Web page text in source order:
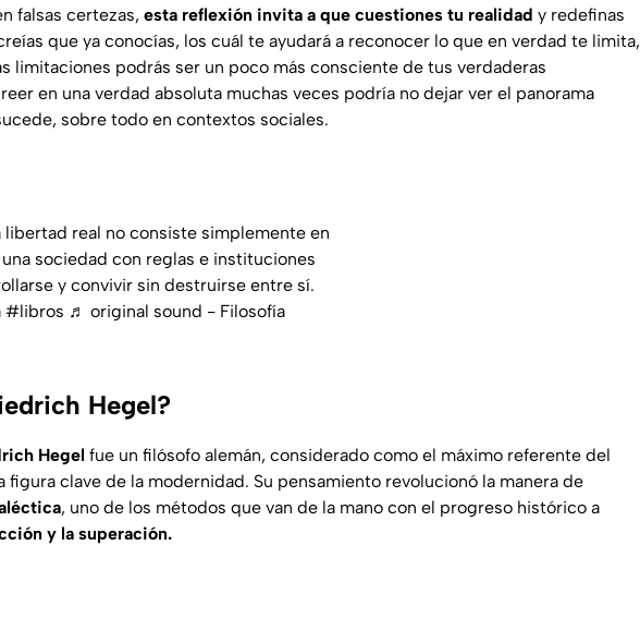
falsas certezas, esta reflexión invita a que cuestiones tu realidad y redefinas
que ya conocías, los cuál te ayudará a reconocer lo que en verdad te limita,
limitaciones podrás ser un poco más consciente de tus verdaderas
en una verdad absoluta muchas veces podría no dejar ver el panorama
sobre todo en contextos sociales.
libertad real no consiste simplemente en
sociedad con reglas e instituciones
y convivir sin destruirse entre sí.
#libros ♬ original sound - Filosofía
Hegel?
Hegel fue un filósofo alemán, considerado como el máximo referente del
figura clave de la modernidad. Su pensamiento revolucionó la manera de
, uno de los métodos que van de la mano con el progreso histórico a
y la superación.